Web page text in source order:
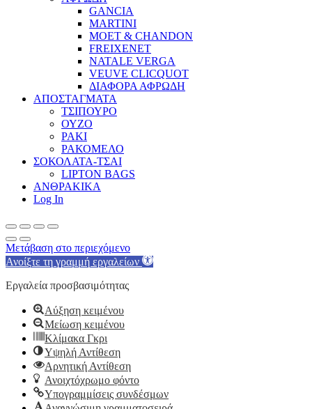
GANCIA
MARTINI
MOET & CHANDON
FREIXENET
NATALE VERGA
VEUVE CLICQUOT
ΔΙΑΦΟΡΑ ΑΦΡΩΔΗ
ΑΠΟΣΤΑΓΜΑΤΑ
ΤΣΙΠΟΥΡΟ
ΟΥΖΟ
ΡΑΚΙ
ΡΑΚΟΜΕΛΟ
ΣΟΚΟΛΑΤΑ-ΤΣΑΙ
LIPTON BAGS
ΑΝΘΡΑΚΙΚΑ
Log In
Μετάβαση στο περιεχόμενο
Ανοίξτε τη γραμμή εργαλείων
Εργαλεία προσβασιμότητας
Αύξηση κειμένου
Μείωση κειμένου
Κλίμακα Γκρι
Υψηλή Αντίθεση
Αρνητική Αντίθεση
Ανοιχτόχρωμο φόντο
Υπογραμμίσεις συνδέσμων